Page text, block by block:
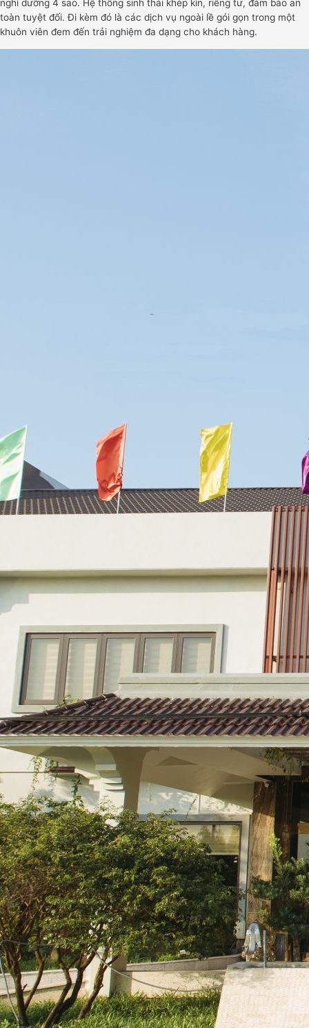
nghỉ dưỡng 4 sao. Hệ thống sinh thái khép kín, riêng tư, đảm bảo an
toàn tuyệt đối. Đi kèm đó là các dịch vụ ngoài lề gói gọn trong một
khuôn viên đem đến trải nghiệm đa dạng cho khách hàng.